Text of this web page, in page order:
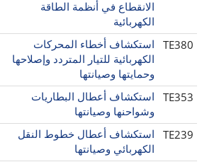
الانقطاع في أنظمة الطاقة
الكهربائية
TE380
استكشاف أخطاء المحركات
الكهربائية للتيار المتردد وإصلاحها
وحمايتها وصيانتها
TE353
استكشاف أعطال البطاريات
وشواحنها وصيانتها
TE239
استكشاف أعطال خطوط النقل
الكهربائي وصيانتها